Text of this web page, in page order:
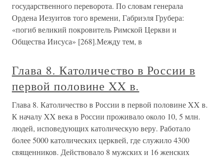
государственного переворота. По словам генерала
Ордена Иезуитов того времени, Габриэля Грубера:
«погиб великий покровитель Римской Церкви и
Общества Иисуса» [268].Между тем, в
Глава 8. Католичество в России в
первой половине XX в.
Глава 8. Католичество в России в первой половине XX в.
К началу XX века в России проживало около 10, 5 млн.
людей, исповедующих католическую веру. Работало
более 5000 католических церквей, где служило 4300
священников. Действовало 8 мужских и 16 женских